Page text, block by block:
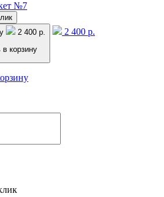
№7
2 400 р.
корзину
2 400 р.